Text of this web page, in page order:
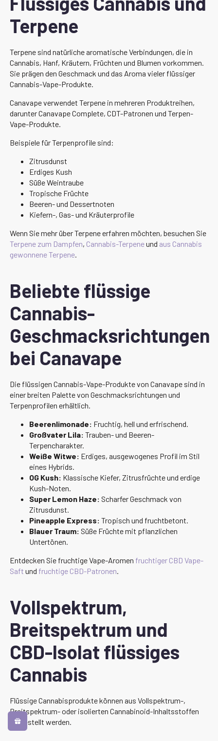
Terpene
Terpene sind natürliche aromatische Verbindungen, die in
Cannabis, Hanf, Kräutern, Früchten und Blumen vorkommen.
Sie prägen den Geschmack und das Aroma vieler flüssiger
Cannabis-Vape-Produkte.
Canavape verwendet Terpene in mehreren Produktreihen,
darunter Canavape Complete, CDT-Patronen und Terpen-
Vape-Produkte.
Beispiele für Terpenprofile sind:
Zitrusdunst
Erdiges Kush
Süße Weintraube
Tropische Früchte
Beeren- und Dessertnoten
Kiefern-, Gas- und Kräuterprofile
Wenn Sie mehr über Terpene erfahren möchten, besuchen Sie
Terpene zum Dampfen, Cannabis-Terpeneund aus Cannabis
gewonnene Terpene.
Beliebte flüssige
Cannabis-
Geschmacksrichtungen
bei Canavape
Die flüssigen Cannabis-Vape-Produkte von Canavape sind in
einer breiten Palette von Geschmacksrichtungen und
Terpenprofilen erhältlich.
Beerenlimonade: Fruchtig, hell und erfrischend.
Großvater Lila: Trauben- und Beeren-
Terpencharakter.
Weiße Witwe: Erdiges, ausgewogenes Profil im Stil
eines Hybrids.
OG Kush: Klassische Kiefer, Zitrusfrüchte und erdige
Kush-Noten.
Super Lemon Haze: Scharfer Geschmack von
Zitrusdunst.
Pineapple Express: Tropisch und fruchtbetont.
Blauer Traum: Süße Früchte mit pflanzlichen
Untertönen.
Entdecken Sie fruchtige Vape-Aromen fruchtiger CBD Vape-
Saft und fruchtige CBD-Patronen.
Vollspektrum,
Breitspektrum und
CBD-Isolat flüssiges
Cannabis
Flüssige Cannabisprodukte können aus Vollspektrum-,
Breitspektrum- oder isolierten Cannabinoid-Inhaltsstoffen
hergestellt werden.